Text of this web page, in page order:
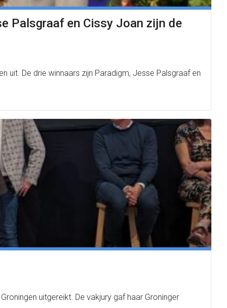
Palsgraaf en Cissy Joan zijn de
uit. De drie winnaars zijn Paradigm, Jesse Palsgraaf en
uitgereikt. De vakjury gaf haar Groninger